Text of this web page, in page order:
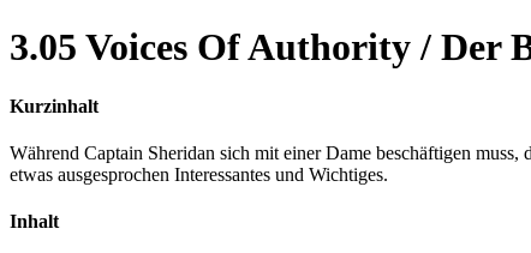
3.05 Voices Of Authority / Der
Kurzinhalt
Während Captain Sheridan sich mit einer Dame beschäftigen
etwas ausgesprochen Interessantes und Wichtiges.
Inhalt